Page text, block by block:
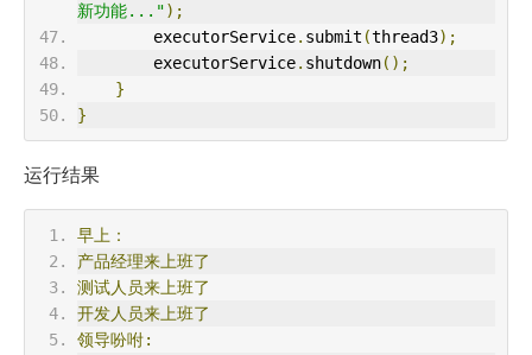
新功能...");
        executorService
. submit (thread3);
        executorService
. shutdown();
}
}
运行结果
早上：
产品经理来上班了
测试人员来上班了
开发人员来上班了
领导吩咐: